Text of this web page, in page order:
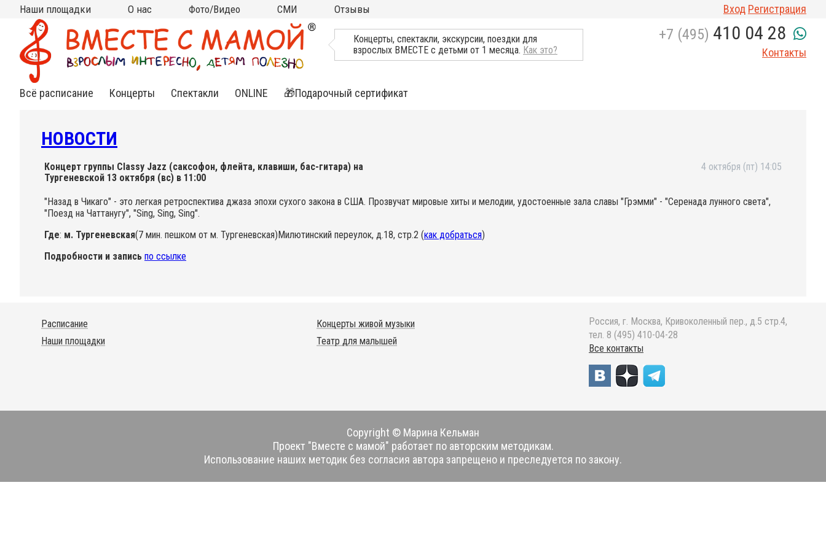
Наши площадки
Москва
на КИТАЙ-ГОРОДЕ
на ЧИСТЫХ ПРУДАХ
на ВДНХ
на НОВОСЛОБОДСКОЙ
на ПАРКЕ КУЛЬТУРЫ
в АРМЯНСКОМ
в СТАРОСАДСКОМ
(Китай-город)
в РАМЕНКАХ
на ТУРГЕНЕВСКОЙ
(школа Алгоритм)
на КРАСНЫХ ВОРОТАХ
на МЯСНИЦКОЙ (Чистые
пруды)
Московская область
в МЫТИЩАХ (клуб
Самовар)
в МЫТИЩАХ (ДЦ "Смарт
Ленд")
Все площадки на карте
О нас
Кто мы?
Контакты
Сотрудничество
Новости
Подвешенный билет
Фото/Видео
Фото
Видео
СМИ
ТВ, Пресса о нас
Отзывы Вход Регистрация
Концерты, спектакли, экскурсии, поездки для
взрослых ВМЕСТЕ с детьми от 1 месяца. Как это?
+7 (495) 410 04 28
Контакты
Всё расписание
Концерты
Яркий джаз
Веселый рок-н-
ролл
Необычный
фолк
Познавательные
концерты
Спектакли
музыку
Книжные
ONLINE
🎁Подарочный сертификат
НОВОСТИ
Концерт группы Classy Jazz (саксофон, флейта, клавиши, бас-гитара) на
Тургеневской 13 октября (вс) в 11:00
4 октября (пт) 14:05
"Назад в Чикаго" - это легкая ретроспектива джаза эпохи сухого закона в США. Прозвучат мировые хиты и мелодии, удостоенные зала славы "Грэмми" - "Серенада лунного света",
"Поезд на Чаттанугу", "Sing, Sing, Sing".
Где: м. Тургеневская(7 мин. пешком от м. Тургеневская)Милютинский переулок, д.18, стр.2 (как добраться)
Подробности и запись по ссылке
Расписание
Наши площадки
Концерты живой музыки
Театр для малышей
Россия, г. Москва, Кривоколенный пер., д.5 стр.4,
тел. 8 (495) 410-04-28
Все контакты
Copyright © Марина Кельман
Проект "Вместе с мамой" работает по авторским методикам.
Использование наших методик без согласия автора запрещено и преследуется по закону.